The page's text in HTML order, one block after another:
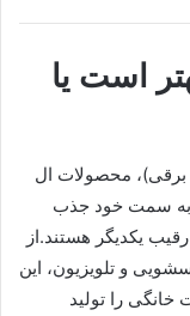
است یا
برقی)، محصولات ال
به سمت خود جذب
یکدیگر هستند.از
و تلویزیون، این
خانگی را تولید